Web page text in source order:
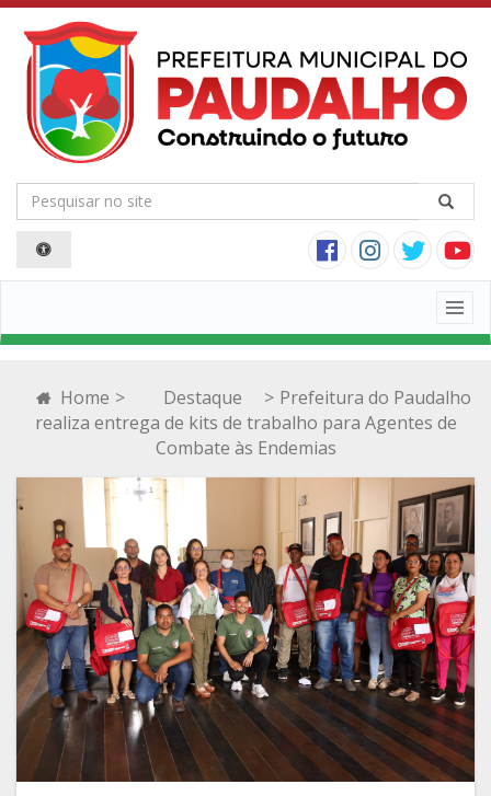
Home > Destaque > Prefeitura do Paudalho
realiza entrega de kits de trabalho para Agentes de
Combate às Endemias